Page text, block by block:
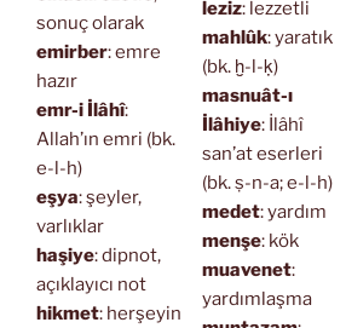
sonuç olarak
emirber: emre
hazır
emr-i İlâhî:
Allah’ın emri (bk.
e-l-h)
eşya: şeyler,
varlıklar
haşiye: dipnot,
açıklayıcı not
hikmet: herşeyin
leziz: lezzetli
mahlûk: yaratık
(bk. ḫ-l-ḳ)
masnuât-ı
İlâhiye: İlâhî
san’at eserleri
(bk. ṣ-n-a; e-l-h)
medet: yardım
menşe: kök
muavenet:
yardımlaşma